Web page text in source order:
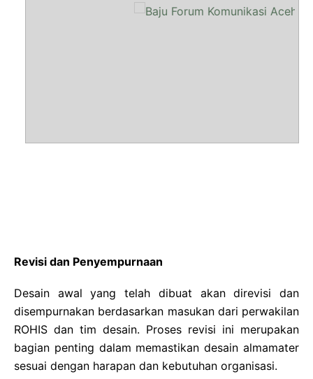
Revisi dan Penyempurnaan
Desain awal yang telah dibuat akan direvisi dan
disempurnakan berdasarkan masukan dari perwakilan
ROHIS dan tim desain. Proses revisi ini merupakan
bagian penting dalam memastikan desain almamater
sesuai dengan harapan dan kebutuhan organisasi.